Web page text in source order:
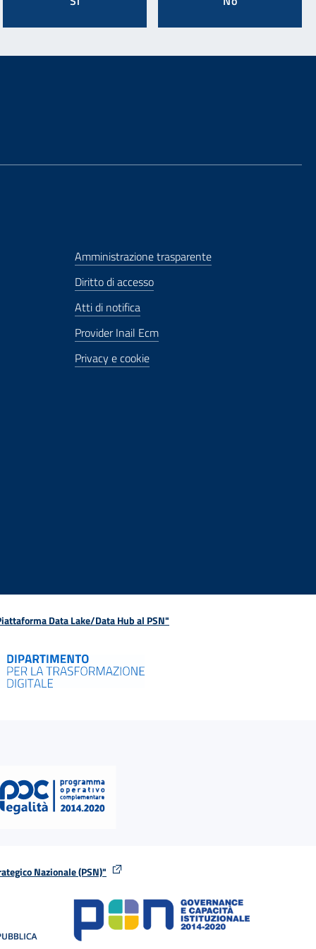
Amministrazione trasparente
Diritto di accesso
Atti di notifica
Provider Inail Ecm
Privacy e cookie
Data Lake/Data Hub al PSN"
Nazionale (PSN)"